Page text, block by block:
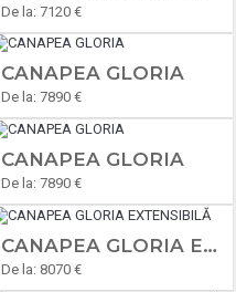
De la: 7120 €
CANAPEA GLORIA
De la: 7890 €
CANAPEA GLORIA
De la: 7890 €
CANAPEA GLORIA EXTENSIBILĂ
De la: 8070 €